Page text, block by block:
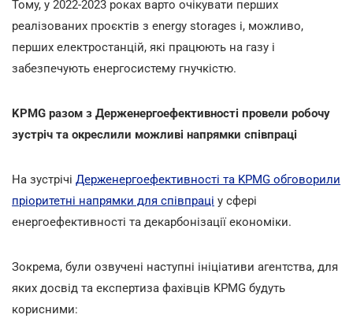
Тому, у 2022-2023 роках варто очікувати перших
реалізованих проєктів з energy storages і, можливо,
перших електростанцій, які працюють на газу і
забезпечують енергосистему гнучкістю.
KPMG разом з Держенергоефективності провели робочу
зустріч та окреслили можливі напрямки співпраці
На зустрічі Держенергоефективності та KPMG обговорили
пріоритетні напрямки для співпраці у сфері
енергоефективності та декарбонізації економіки.
Зокрема, були озвучені наступні ініціативи агентства, для
яких досвід та експертиза фахівців KPMG будуть
корисними: